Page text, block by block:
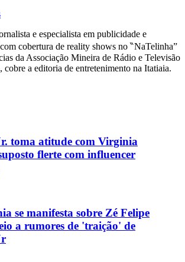
e especialista em publicidade e
cobertura de reality shows no ‶NaTelinha”
da Associação Mineira de Rádio e Televisão
a editoria de entretenimento na Itatiaia.
toma atitude com Virginia
flerte com influencer
se manifesta sobre Zé Felipe
a rumores de 'traição' de